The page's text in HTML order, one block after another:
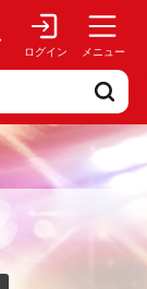
ログイン メニュー